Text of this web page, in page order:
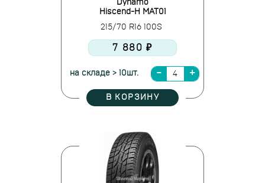
Dynamo
Hiscend-H MAT01
215/70 R16 100S
7 880 ₽
на складе > 10шт.
В КОРЗИНУ